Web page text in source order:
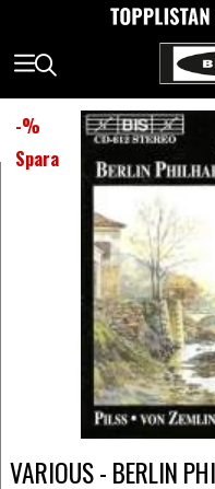
-%
Spara
VARIOUS - BERLIN